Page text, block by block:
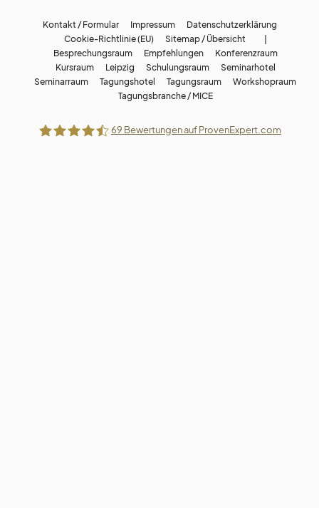
Kontakt / Formular Impressum
Datenschutzerklärung
Cookie-Richtlinie (EU)
Sitemap / Übersicht |
Besprechungsraum
Empfehlungen
Konferenzraum
Kursraum
Leipzig Schulungsraum
Seminarhotel
Seminarraum
Tagungshotel Tagungsraum
Workshopraum
Tagungsbranche / MICE
69 Bewertungen auf ProvenExpert.com